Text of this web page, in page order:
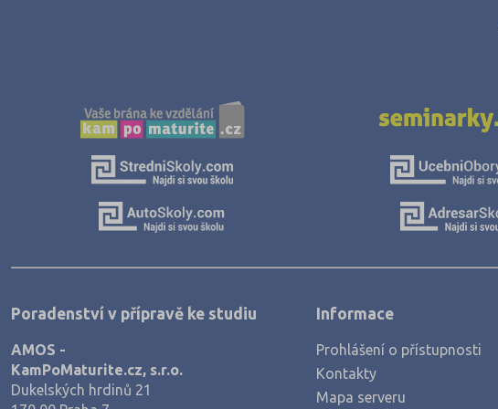
Poradenství v přípravě ke studiu
AMOS -
KamPoMaturite.cz, s.r.o.
Dukelských hrdinů 21
Informace
Prohlášení o přístupnosti
Kontakty
Mapa serveru